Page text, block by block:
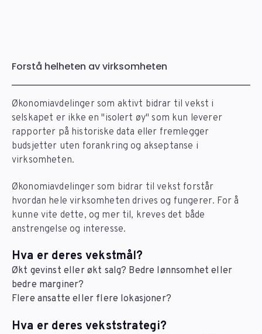
Forstå helheten av virksomheten
Økonomiavdelinger som aktivt bidrar til vekst i
selskapet er ikke en "isolert øy" som kun leverer
rapporter på historiske data eller fremlegger
budsjetter uten forankring og akseptanse i
virksomheten.
Økonomiavdelinger som bidrar til vekst forstår
hvordan hele virksomheten drives og fungerer. For å
kunne vite dette, og mer til, kreves det både
anstrengelse og interesse.
Hva er deres vekstmål?
Økt gevinst eller økt salg? Bedre lønnsomhet eller
bedre marginer?
Flere ansatte eller flere lokasjoner?
Hva er deres vekststrategi?